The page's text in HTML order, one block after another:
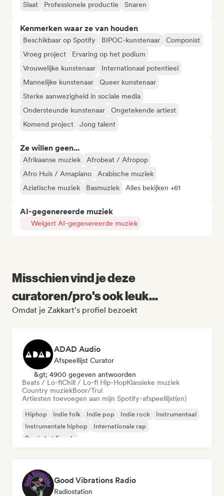
Slaat Professionele productie Snaren
Kenmerken waar ze van houden
Beschikbaar op Spotify BIPOC-kunstenaar
Componist
Vroeg project
Ervaring op het podium
Vrouwelijke kunstenaar
Internationaal potentieel
Mannelijke kunstenaar
Queer kunstenaar
Sterke aanwezigheid in sociale media
Ondersteunde kunstenaar
Ongetekende artiest
Komend project
Jong talent
Ze willen geen...
Afrikaanse muziek
Afrobeat / Afropop
Afro Huis / Amapiano
Arabische muziek
Aziatische muziek
Basmuziek Alles bekijken +61
AI-gegenereerde muziek
Weigert AI-gegenereerde muziek
Misschien vind je deze
curatoren/pro's ook leuk...
Omdat je Zakkart's profiel bezoekt
ADAD Audio
Afspeellijst Curator
&gt; 4900 gegeven antwoorden
Beats / Lo-fiChill / Lo-fi Hip-HopKlassieke muziek
Country muziekBoor/Trui
Artiesten toevoegen aan mijn Spotify-afspeellijst(en)
Hiphop Indie folk Indie pop Indie rock
Instrumentaal
Instrumentale hiphop
Internationale rap
Rap in het Engels
Good Vibrations Radio
Radiostation